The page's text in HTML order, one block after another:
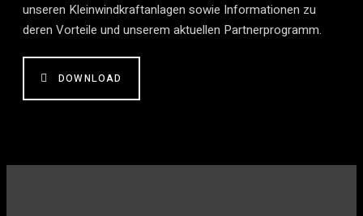
unseren Kleinwindkraftanlagen sowie Informationen zu
deren Vorteile und unserem aktuellen Partnerprogramm.
DOWNLOAD